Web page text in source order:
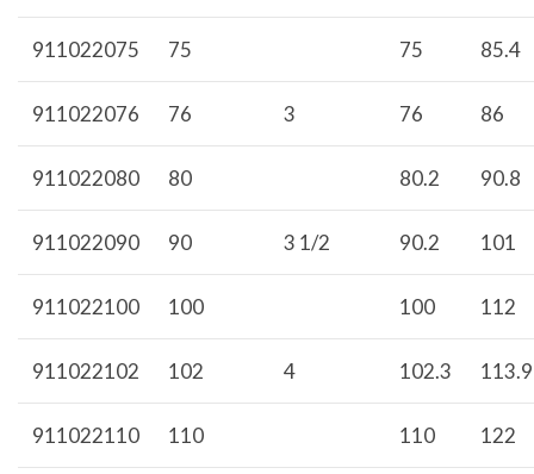
911022075 75 75 85.4
911022076 76 3 76 86
911022080 80 80.2 90.8
911022090 90 3 1/2 90.2 101
911022100 100 100 112
911022102 102 4 102.3 113.9
911022110 110 110 122